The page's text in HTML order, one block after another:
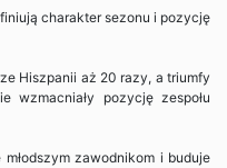
charakter sezonu i pozycję
Hiszpanii aż 20 razy, a triumfy
wzmacniały pozycję zespołu
zawodnikom i buduje